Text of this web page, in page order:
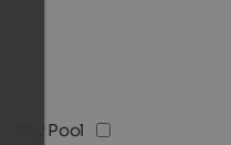
Sky Pool